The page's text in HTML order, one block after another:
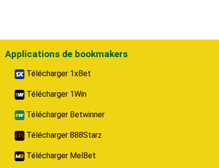
Applications de bookmakers
Télécharger 1xBet
Télécharger 1Win
Télécharger Betwinner
Télécharger 888Starz
Télécharger MelBet